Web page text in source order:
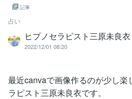
記事
占い
ヒプノセラピスト三原未良衣
2022/12/01 08:20
最近canvaで画像作るのが少し楽
ラピスト三原未良衣です。